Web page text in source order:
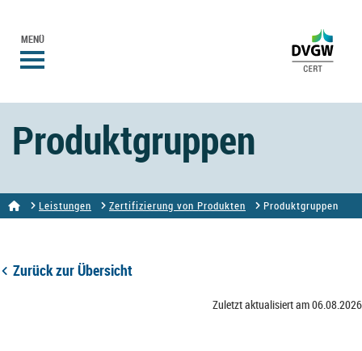
MENÜ
Produktgruppen
Leistungen Zertifizierung von Produkten Produktgruppen
Zurück zur Übersicht
Zuletzt aktualisiert am 06.08.2026